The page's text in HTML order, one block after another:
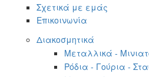
Σχετικά με εμάς
Επικοινωνία
Διακοσμητικά
Μεταλλικά -
Ρόδια - Γούρια -